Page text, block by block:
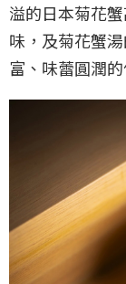
溢的日本菊花
味，及菊花蟹
富、味蕾圓潤的